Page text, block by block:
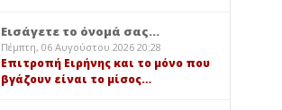
Εισάγετε το όνομά σας...
Πέμπτη, 06 Αυγούστου 2026 20:28
Επιτροπή Ειρήνης και το μόνο που
βγάζουν είναι το μίσος…